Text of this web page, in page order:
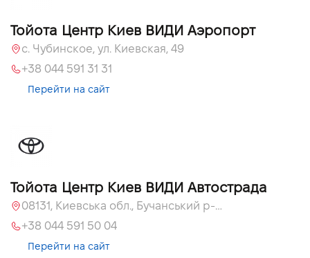
Тойота Центр Киев ВИДИ Аэропорт
c. Чубинское, ул. Киевская, 49
+38 044 591 31 31
Перейти на сайт
Тойота Центр Киев ВИДИ Автострада
08131, Киевська обл., Бучанський р-н, с.Софиевская Борщаговка, вул. Большая Кольцевая, 56
+38 044 591 50 04
Перейти на сайт